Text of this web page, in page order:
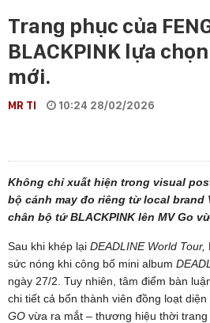
Trang phục của
BLACKPINK lựa
mới.
MR TI 10:24 28/02/2026
Không chỉ xuất hiện trong visual
bộ cánh may đo riêng từ local brand
chân bộ tứ BLACKPINK lên MV Go
Sau khi khép lại DEADLINE World Tour,
sức nóng khi công bố mini album
ngày 27/2. Tuy nhiên, tâm điểm bàn
chi tiết cả bốn thành viên đồng loạt
GO vừa ra mắt – thương hiệu thời